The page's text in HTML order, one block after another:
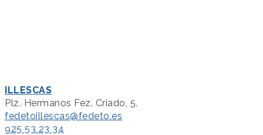
ILLESCAS
Plz. Hermanos Fez. Criado, 5.
fedetoillescas@fedeto.es
925 53 23 34